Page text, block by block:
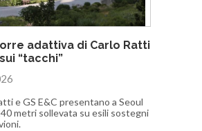
adattiva di Carlo Ratti
“tacchi”
e GS E&C presentano a Seoul
metri sollevata su esili sostegni